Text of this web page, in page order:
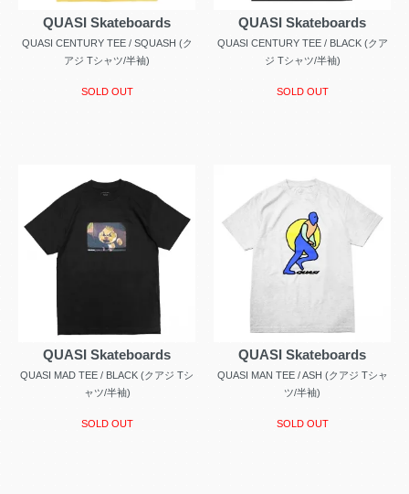
QUASI Skateboards
QUASI CENTURY TEE / SQUASH (ク
アジ Tシャツ/半袖)
SOLD OUT
QUASI Skateboards
QUASI CENTURY TEE / BLACK (クア
ジ Tシャツ/半袖)
SOLD OUT
QUASI Skateboards
QUASI MAD TEE / BLACK (クアジ Tシ
ャツ/半袖)
SOLD OUT
QUASI Skateboards
QUASI MAN TEE / ASH (クアジ Tシャ
ツ/半袖)
SOLD OUT